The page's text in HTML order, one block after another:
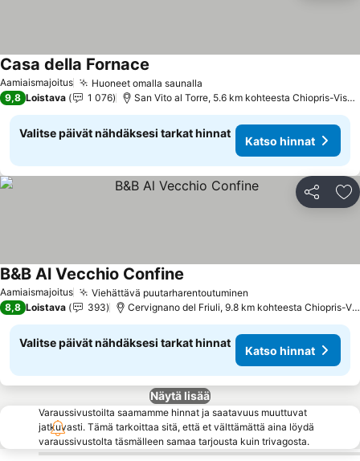
Aamiaismajoitus Huoneet omalla saunalla
Casa della Fornace
9,8 Loistava 1 076 San Vito al Torre, 5.6 km kohteesta Chiopris-Viscone
Valitse päivät nähdäksesi tarkat hinnat
Katso hinnat
Jaa
Aamiaismajoitus Viehättävä puutarharentoutuminen
B&B Al Vecchio Confine
8,8 Loistava 393 Cervignano del Friuli, 9.8 km kohteesta Chiopris-Viscone
Valitse päivät nähdäksesi tarkat hinnat
Katso hinnat
Näytä lisää
Varaussivustoilta saamamme hinnat ja saatavuus muuttuvat
jatkuvasti. Tämä tarkoittaa sitä, että et välttämättä aina löydä
varaussivustolta täsmälleen samaa tarjousta kuin trivagosta.